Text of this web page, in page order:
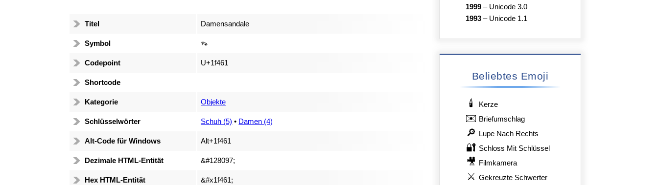
Titel Damensandale
Symbol 👡
Codepoint U+1f461
Shortcode
Kategorie Objekte
Schlüsselwörter Schuh (5) • Damen (4)
Alt-Code für Windows Alt+1f461
Dezimale HTML-Entität &#128097;
Hex HTML-Entität &#x1f461;
1999 – Unicode 3.0
1993 – Unicode 1.1
Beliebtes Emoji
🕯️ Kerze
✉️ Briefumschlag
🔎 Lupe Nach Rechts
🔐 Schloss Mit Schlüssel
🎥 Filmkamera
⚔️ Gekreuzte Schwerter